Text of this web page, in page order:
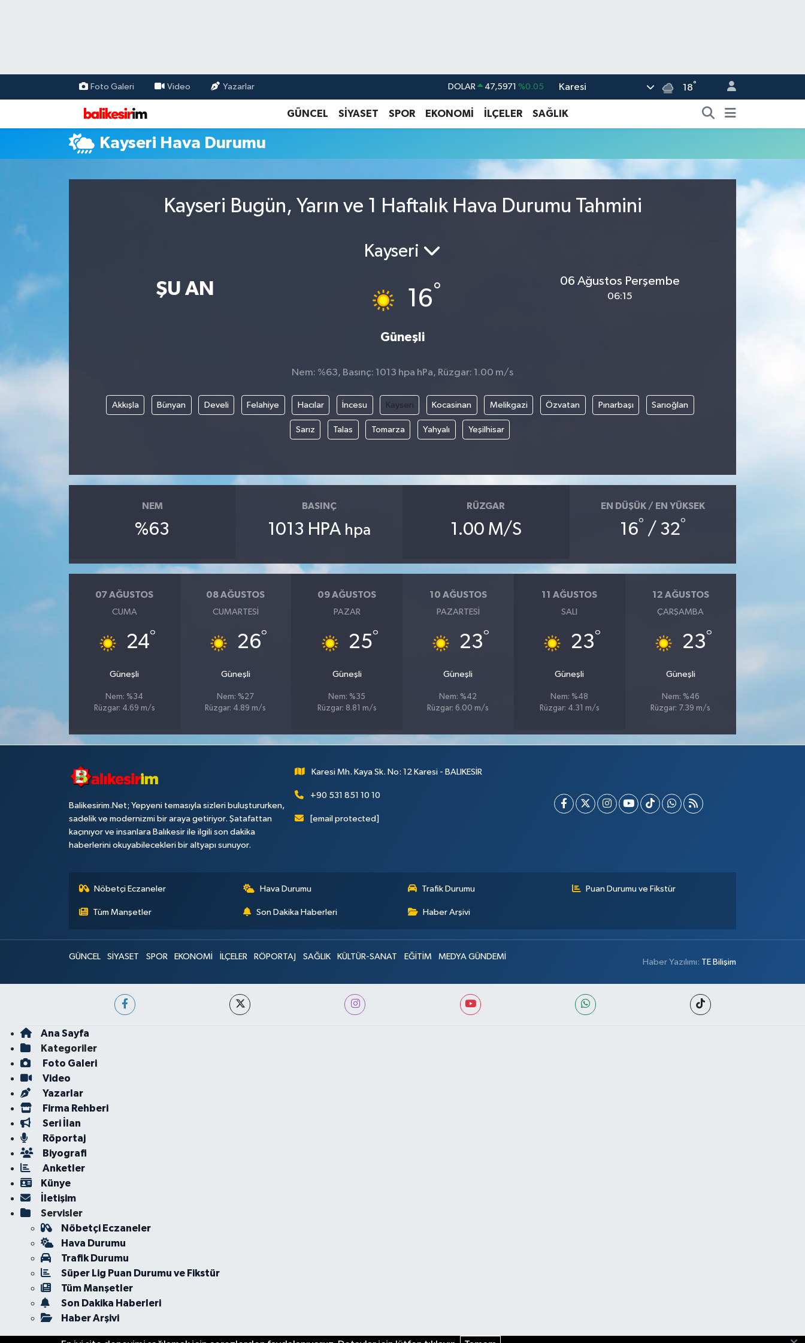
Foto Galeri Video Yazarlar DOLAR 47,5971 %0.05
EURO 55,1336 %0.18
STERLİN 64,2534 %0.22
13.703
Karesi 18°
GÜNCEL SİYASET SPOR EKONOMİ İLÇELER SAĞLIK
Kayseri Hava Durumu
Kayseri Bugün, Yarın ve 1 Haftalık Hava Durumu Tahmini
ŞU AN
Kayseri
16°
Güneşli
06 Ağustos Perşembe
06:15
Nem: %63, Basınç: 1013 hpa hPa, Rüzgar: 1.00 m/s
Akkışla Bünyan Develi Felahiye Hacılar İncesu Kayseri Kocasinan Melikgazi Özvatan Pınarbaşı Sarıoğlan
Sarız Talas Tomarza Yahyalı Yeşilhisar
NEM
%63
BASINÇ
1013 HPA hpa
RÜZGAR
1.00 M/S
EN DÜŞÜK / EN YÜKSEK
16° / 32°
07 AĞUSTOS
CUMA
24°
Güneşli
Nem: %34
Rüzgar: 4.69 m/s
08 AĞUSTOS
CUMARTESI
26°
Güneşli
Nem: %27
Rüzgar: 4.89 m/s
09 AĞUSTOS
PAZAR
25°
Güneşli
Nem: %35
Rüzgar: 8.81 m/s
10 AĞUSTOS
PAZARTESI
23°
Güneşli
Nem: %42
Rüzgar: 6.00 m/s
11 AĞUSTOS
SALI
23°
Güneşli
Nem: %48
Rüzgar: 4.31 m/s
12 AĞUSTOS
ÇARŞAMBA
23°
Güneşli
Nem: %46
Rüzgar: 7.39 m/s
Balikesirim.Net; Yepyeni temasıyla sizleri buluştururken,
sadelik ve modernizmi bir araya getiriyor. Şatafattan
kaçınıyor ve insanlara Balıkesir ile ilgili son dakika
haberlerini okuyabilecekleri bir altyapı sunuyor.
Karesi Mh. Kaya Sk. No: 12 Karesi - BALIKESİR
+90 531 851 10 10
[email protected]
Nöbetçi Eczaneler Hava Durumu Trafik Durumu Puan Durumu ve Fikstür
Tüm Manşetler Son Dakika Haberleri Haber Arşivi
GÜNCEL SİYASET SPOR EKONOMİ İLÇELER RÖPORTAJ SAĞLIK KÜLTÜR-SANAT EĞİTİM MEDYA GÜNDEMİ
Haber Yazılımı: TE Bilişim
Ana Sayfa
Kategoriler
Foto Galeri
Video
Yazarlar
Firma Rehberi
Seri İlan
Röportaj
Biyografi
Anketler
Künye
İletişim
Servisler
Nöbetçi Eczaneler
Hava Durumu
Trafik Durumu
Süper Lig Puan Durumu ve Fikstür
Tüm Manşetler
Son Dakika Haberleri
Haber Arşivi